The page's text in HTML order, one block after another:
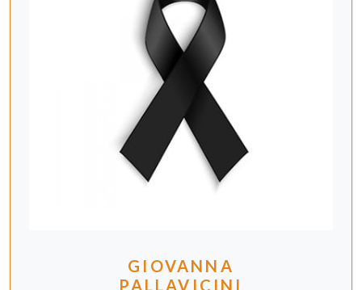
GIOVANNA
PALLAVICINI